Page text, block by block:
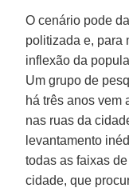
O cenário pode
politizada e, para
inflexão da
Um grupo de
há três anos vem
nas ruas da
levantamento
todas as faixas
cidade, que